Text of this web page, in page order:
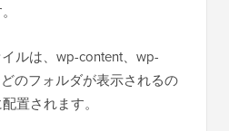
ルは、wp-content、wp-
のフォルダが表示されるの
置されます。